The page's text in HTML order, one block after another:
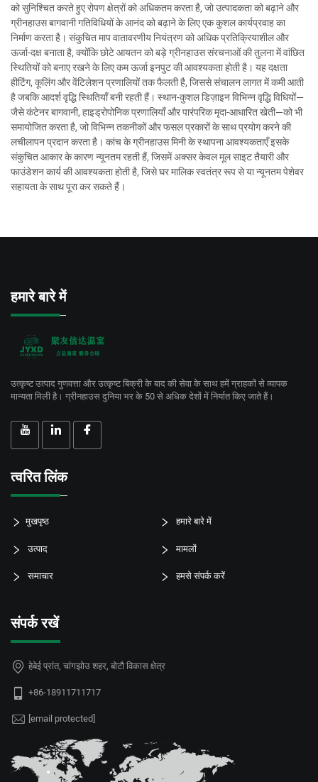
को सुनिश्चित करते हुए रोपण क्षेत्रों को अधिकतम करता है, जो उत्पादकता को बढ़ाने और
ग्रीनहाउस बागवानी गतिविधियों के आनंद को बढ़ाने के लिए एक कुशल कार्यप्रवाह का
निर्माण करता है। संकुचित माप वातावरणीय नियंत्रण को अधिक प्रतिक्रियाशील और
ऊर्जा-दक्ष बनाता है, क्योंकि छोटे आयतन को बड़े ग्रीनहाउस संरचनाओं की तुलना में वांछित
स्थितियों को बनाए रखने के लिए कम ऊर्जा इनपुट की आवश्यकता होती है। यह दक्षता
हीटिंग, कूलिंग और वेंटिलेशन प्रणालियों तक फैलती है, जिससे संचालन लागत में कमी आती
है जबकि आदर्श वृद्धि स्थितियाँ बनी रहती हैं। स्थान-कुशल डिज़ाइन विभिन्न वृद्धि विधियों—
जैसे कंटेनर बागवानी, हाइड्रोपोनिक प्रणालियाँ और पारंपरिक मृदा-आधारित खेती—को भी
समायोजित करता है, जो विभिन्न तकनीकों और फसल प्रकारों के साथ प्रयोग करने की
लचीलापन प्रदान करता है। कांच के ग्रीनहाउस मिनी के स्थापना आवश्यकताएँ इसके
संकुचित आकार के कारण न्यूनतम रहती हैं, जिसमें अक्सर केवल मूल साइट तैयारी और
फाउंडेशन कार्य की आवश्यकता होती है, जिसे घर मालिक स्वतंत्र रूप से या न्यूनतम पेशेवर
सहायता के साथ पूरा कर सकते हैं।
हमारे बारे में
उत्कृष्ट उत्पाद गुणवत्ता और उत्कृष्ट बिक्री के बाद की सेवा के साथ हमें ग्राहकों से व्यापक
मान्यता मिली है। ग्रीनहाउस दुनिया भर के 50 से अधिक देशों में निर्यात किए जाते हैं।
त्वरित लिंक
मुखपृष्ठ हमारे बारे में
उत्पाद मामलों
समाचार हमसे संपर्क करें
संपर्क रखें
हेबेई प्रांत, चांगझोउ शहर, बोटौ विकास क्षेत्र
+86-18911711717
[email protected]